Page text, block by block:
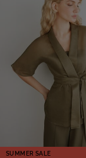
SUMMER SALE